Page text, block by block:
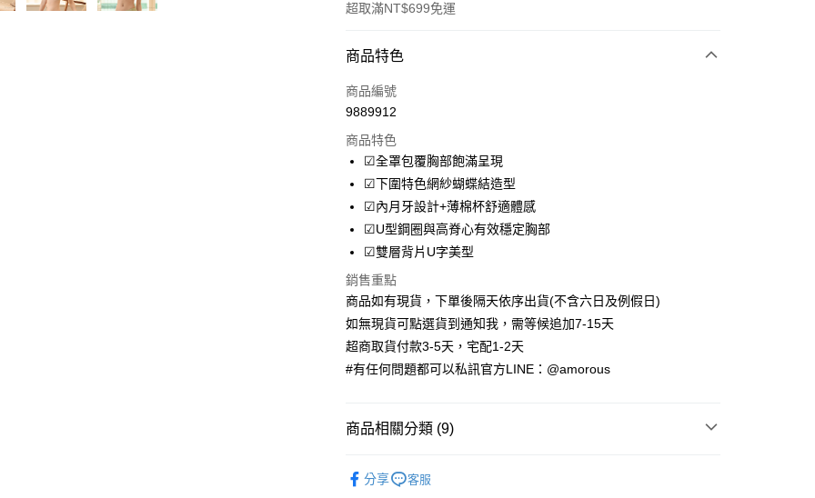
超取滿NT$699免運
付款方式
信用卡一次付款
LINE Pay
Apple Pay
街口支付
ATM付款
運送方式
全家取貨付款
每筆NT$70，滿NT$699(含以上)免運費
每筆NT$70，滿NT$699(含以上)免運費
每筆NT$70，滿NT$699(含以上)免運費
商品特色
商品編號
9889912
商品特色
☑全罩包覆胸部飽滿呈現
☑下圍特色網紗蝴蝶結造型
☑內月牙設計+薄棉杯舒適體感
☑U型鋼圈與高脊心有效穩定胸部
☑雙層背片U字美型
銷售重點
商品如有現貨，下單後隔天依序出貨(不含六日及例假日)
如無現貨可點選貨到通知我，需等候追加7-15天
超商取貨付款3-5天，宅配1-2天
#有任何問題都可以私訊官方LINE：@amorous
商品相關分類 (9)
分享 客服